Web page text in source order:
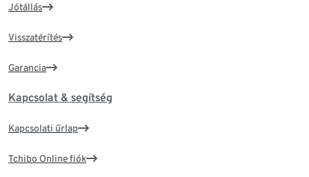
Jótállás
Visszatérítés
Garancia
Kapcsolat & segítség
Kapcsolati űrlap
Tchibo Online fiók